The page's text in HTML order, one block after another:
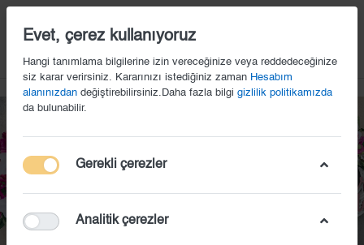
Evet, çerez kullanıyoruz
Hangi tanımlama bilgilerine izin vereceğinize veya reddedeceğinize
siz karar verirsiniz. Kararınızı istediğiniz zaman Hesabım
alanınızdan değiştirebilirsiniz.Daha fazla bilgi gizlilik politikamızda
da bulunabilir.
Gerekli çerezler
Analitik çerezler